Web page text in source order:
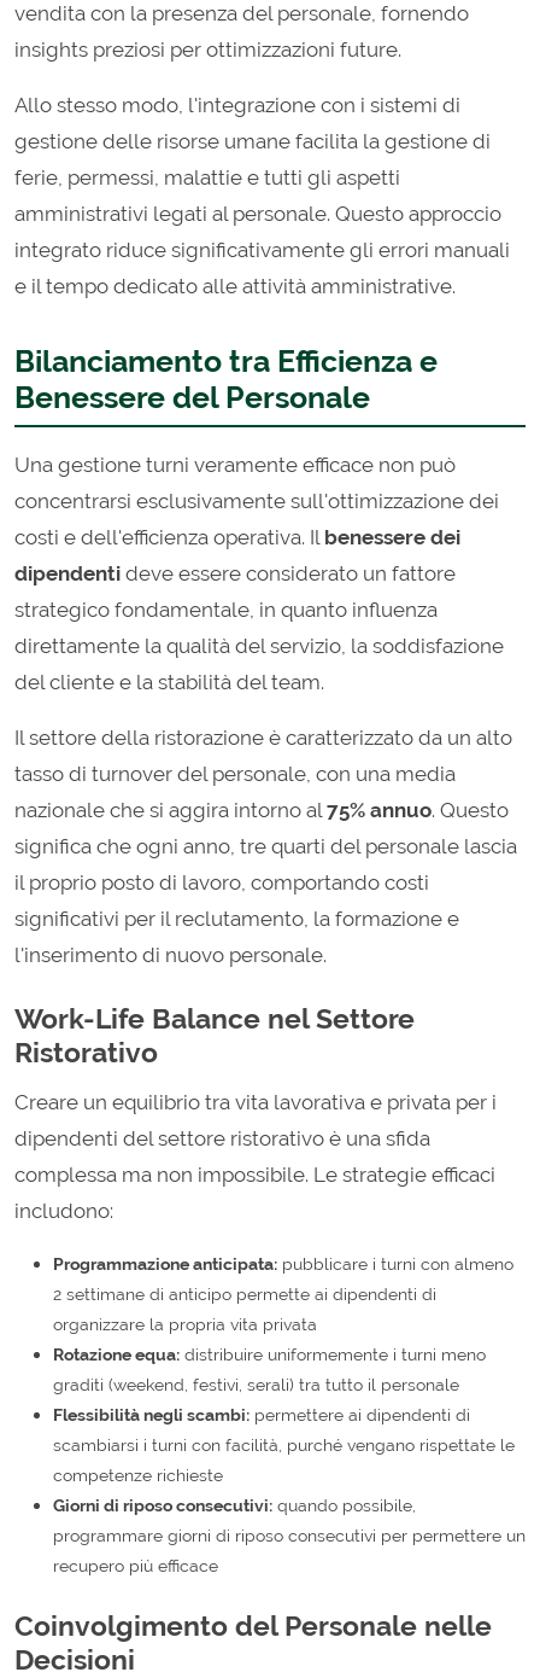
vendita con la presenza del personale, fornendo
insights preziosi per ottimizzazioni future.
Allo stesso modo, l'integrazione con i sistemi di
gestione delle risorse umane facilita la gestione di
ferie, permessi, malattie e tutti gli aspetti
amministrativi legati al personale. Questo approccio
integrato riduce significativamente gli errori manuali
e il tempo dedicato alle attività amministrative.
Bilanciamento tra Efficienza e
Benessere del Personale
Una gestione turni veramente efficace non può
concentrarsi esclusivamente sull'ottimizzazione dei
costi e dell'efficienza operativa. Il benessere dei
dipendenti deve essere considerato un fattore
strategico fondamentale, in quanto influenza
direttamente la qualità del servizio, la soddisfazione
del cliente e la stabilità del team.
Il settore della ristorazione è caratterizzato da un alto
tasso di turnover del personale, con una media
nazionale che si aggira intorno al75% annuo. Questo
significa che ogni anno, tre quarti del personale lascia
il proprio posto di lavoro, comportando costi
significativi per il reclutamento, la formazione e
l'inserimento di nuovo personale.
Work-Life Balance nel Settore
Ristorativo
Creare un equilibrio tra vita lavorativa e privata per i
dipendenti del settore ristorativo è una sfida
complessa ma non impossibile. Le strategie efficaci
includono:
Programmazione anticipata: pubblicare i turni con almeno
2 settimane di anticipo permette ai dipendenti di
organizzare la propria vita privata
Rotazione equa: distribuire uniformemente i turni meno
graditi (weekend, festivi, serali) tra tutto il personale
Flessibilità negli scambi: permettere ai dipendenti di
scambiarsi i turni con facilità, purché vengano rispettate le
competenze richieste
Giorni di riposo consecutivi: quando possibile,
programmare giorni di riposo consecutivi per permettere un
recupero più efficace
Coinvolgimento del Personale nelle
Decisioni